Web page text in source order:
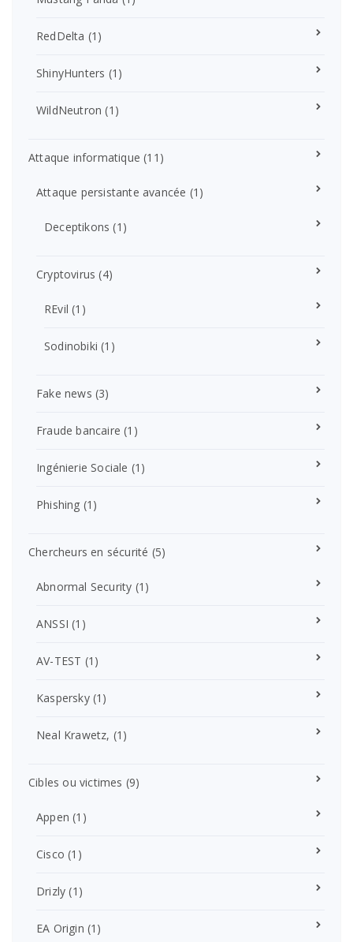
RedDelta (1)
ShinyHunters (1)
WildNeutron (1)
Attaque informatique (11)
Attaque persistante avancée (1)
Deceptikons (1)
Cryptovirus (4)
REvil (1)
Sodinobiki (1)
Fake news (3)
Fraude bancaire (1)
Ingénierie Sociale (1)
Phishing (1)
Chercheurs en sécurité (5)
Abnormal Security (1)
ANSSI (1)
AV-TEST (1)
Kaspersky(1)
Neal Krawetz, (1)
Cibles ou victimes (9)
Appen (1)
Cisco (1)
Drizly (1)
EA Origin (1)